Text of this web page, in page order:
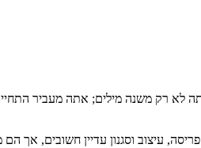
לא רק משנה מילים; אתה מעביר
עיצוב וסגנון עדיין חשובים, אך